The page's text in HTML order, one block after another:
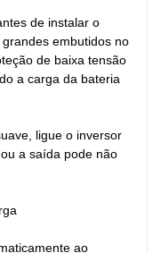
de instalar o
embutidos no
de baixa tensão
a carga da bateria
ligue o inversor
a saída pode não
ao